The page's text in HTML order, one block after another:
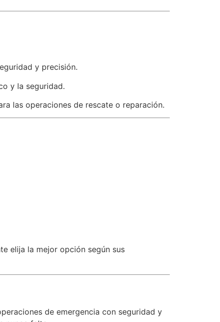
y precisión.
y la seguridad.
las operaciones de rescate o reparación.
elija la mejor opción según sus
de emergencia con seguridad y